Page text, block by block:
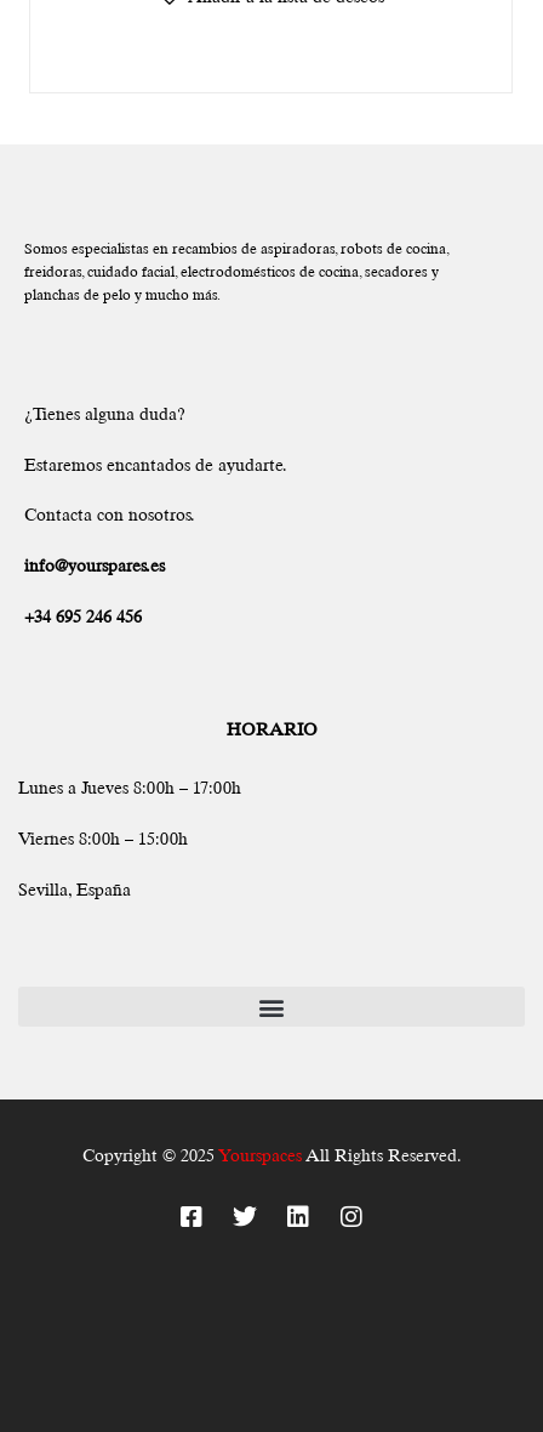
Somos especialistas en recambios de aspiradoras, robots de cocina,
freidoras, cuidado facial, electrodomésticos de cocina, secadores y
planchas de pelo y mucho más.
¿Tienes alguna duda?
Estaremos encantados de ayudarte.
Contacta con nosotros.
info@yourspares.es
+34 695 246 456
HORARIO
Lunes a Jueves 8:00h – 17:00h
Viernes 8:00h – 15:00h
Sevilla, España
Copyright © 2025 YourspacesAll Rights Reserved.